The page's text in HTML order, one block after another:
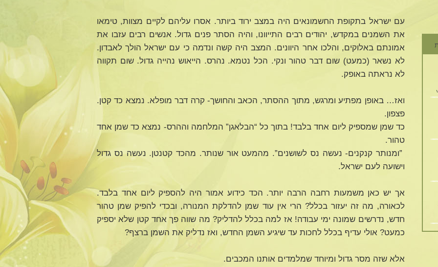
עם ישראל בתקופת החשמונאים היה במצב ירוד ביותר. אסרו עליהם לקיים מצוות, טימאו
את השמנים במקדש, יהודים רבים התייוונו, והיה הסתר פנים גדול. אנשים רבים עזבו את
אמונתם באלוקים, והלכו אחר היוונים. המצב היה קשה ונדמה כי עם ישראל הולך לאבדון.
לא נשאר (כמעט) שום דבר טהור ונקי. הכל נטמא. נהרס. הייאוש נהייה גדול. שום תקווה
לא נראתה באופק.
ואז… באופן מפתיע ומרגש, מתוך ההסתר, הכאב והחושך- קרה דבר מופלא. נמצא כד קטן.
פצפון.
כד שמן שמספיק ליום אחד בלבד! בתוך כל “הבלאגן” המלחמה וההרס- נמצא כד שמן אחד
טהור.
”ומנותר קנקנים- נעשה נס לשושנים”. מהמעט אור שנותר. מהכד קטנטן. נעשה נס גדול
וישועה לעם ישראל.
אך יש כאן משמעות רחבה הרבה יותר. הכד כידוע אמור היה להספיק ליום אחד בלבד.
לכאורה, מה זה יעזור בכלל? הרי אין עוד שמן להדלקת המנורה, ובכדי להפיק שמן טהור
חדש, נדרשים שמונה ימי עבודה! אז למה בכלל להדליק? מה שווה פך אחד קטן שלא יספיק
כמעט? אולי עדיף בכלל לחכות עד שיגיע השמן החדש, ואז נדליק את השמן ברצף?
אלא שזה מסר גדול ומיוחד שמלמדים אותנו המכבים.